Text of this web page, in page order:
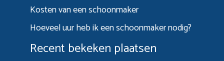
Kosten van een schoonmaker
Hoeveel uur heb ik een schoonmaker nodig?
Recent bekeken plaatsen